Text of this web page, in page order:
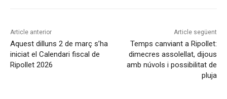
Article anterior
Aquest dilluns 2 de març s’ha
iniciat el Calendari fiscal de
Ripollet 2026
Article següent
Temps canviant a Ripollet:
dimecres assolellat, dijous
amb núvols i possibilitat de
pluja